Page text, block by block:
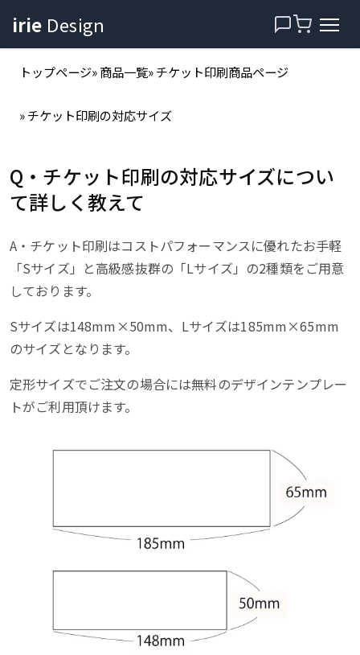
irie Design
トップページ 商品一覧 チケット印刷商品ページ
チケット印刷の対応サイズ
Q・チケット印刷の対応サイズについ
て詳しく教えて
A・チケット印刷はコストパフォーマンスに優れたお手軽
「Sサイズ」と高級感抜群の「Lサイズ」の2種類をご用意
しております。
Sサイズは148mm×50mm、Lサイズは185mm×65mm
のサイズとなります。
定形サイズでご注文の場合には無料のデザインテンプレー
トがご利用頂けます。